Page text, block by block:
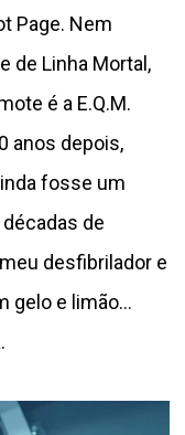
Page. Nem
de Linha Mortal,
é a E.Q.M.
anos depois,
fosse um
de
desfibrilador e
gelo e limão...